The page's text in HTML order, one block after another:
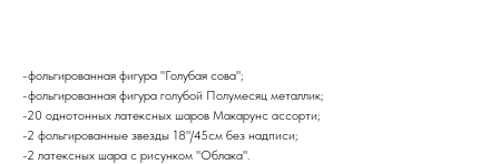
-фольгированная фигура "Голубая сова";
-фольгированная фигура голубой Полумесяц металлик;
-20 однотонных латексных шаров Макарунс ассорти;
-2 фольгированные звезды 18"/45см без надписи;
-2 латексных шара с рисунком "Облака".